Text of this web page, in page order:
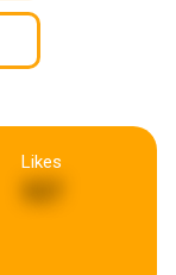
Likes